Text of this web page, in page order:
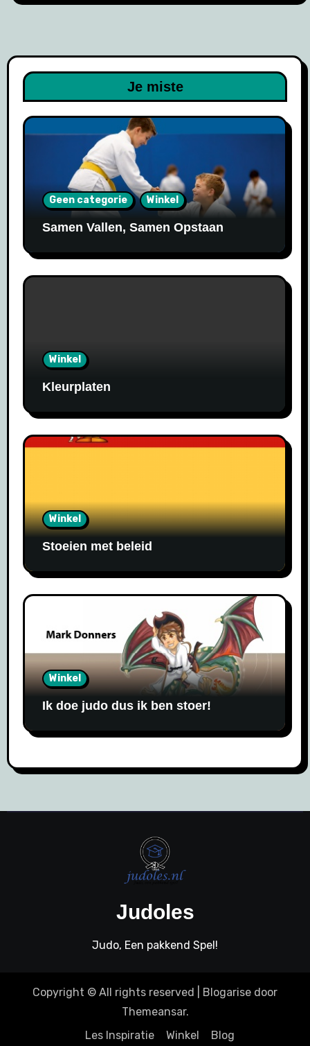
Je miste
Geen categorie Winkel
Samen Vallen, Samen Opstaan
Winkel
Kleurplaten
Winkel
Stoeien met beleid
Winkel
Ik doe judo dus ik ben stoer!
Judoles
Judo, Een pakkend Spel!
Copyright © All rights reserved Blogarise door
Themeansar.
Les Inspiratie
Winkel Blog